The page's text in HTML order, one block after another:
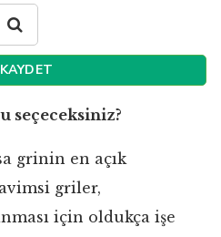
KAYDET
seçeceksiniz?
grinin en açık
griler,
için oldukça işe